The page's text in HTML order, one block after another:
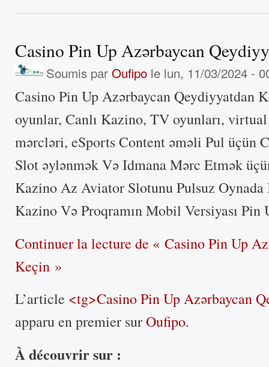
Casino Pin Up Azərbaycan
Soumis par Oufipole lun, 11/03/2024 -
Casino Pin Up Azərbaycan Qeydiyyatdan
oyunlar, Canlı Kazino, TV oyunları,
mərcləri, eSports Content əməli Pul üçün
Slot əylənmək Və Idmana Mərc Etmək
Kazino Az Aviator Slotunu Pulsuz
Kazino Və Proqramın Mobil Versiyası
Continuer la lecture de « Casino Pin Up
Keçin »
L’article <tg>Casino Pin Up Azərbaycan
apparu en premier surOufipo.
À découvrir sur :